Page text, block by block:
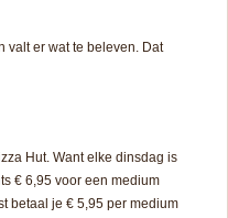
valt er wat te beleven. Dat
Hut. Want elke dinsdag is
€ 6,95 voor een medium
betaal je € 5,95 per medium